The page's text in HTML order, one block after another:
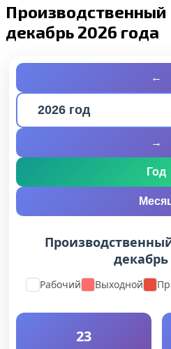
Производственный
декабрь 2026 года
←
→
Год
декабрь
Рабочий Выходной
23